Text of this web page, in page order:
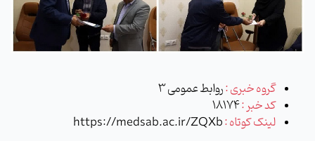
گروه خبری :روابط عمومی 3
کد خبر :18174
لینک کوتاه :https://medsab.ac.ir/ZQXb